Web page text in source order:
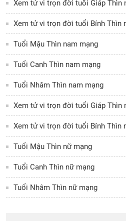
Xem tử vi trọn đời tuổi Giáp Thìn
Xem tử vi trọn đời tuổi Bính Thìn
Tuổi Mậu Thìn nam mạng
Tuổi Canh Thìn nam mạng
Tuổi Nhâm Thìn nam mạng
Xem tử vi trọn đời tuổi Giáp Thìn
Xem tử vi trọn đời tuổi Bính Thìn
Tuổi Mậu Thìn nữ mạng
Tuổi Canh Thìn nữ mạng
Tuổi Nhâm Thìn nữ mạng